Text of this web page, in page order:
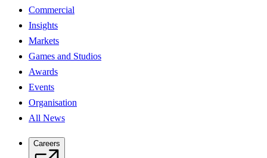
Commercial
Insights
Markets
Games and Studios
Awards
Events
Organisation
All News
Careers